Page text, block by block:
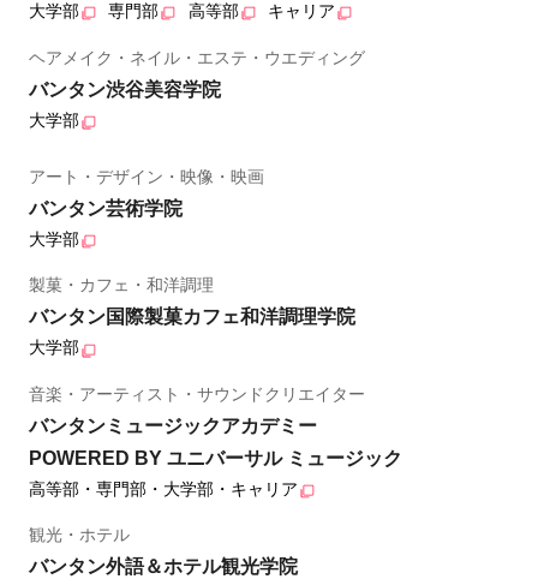
大学部 専門部 高等部 キャリア
ヘアメイク・ネイル・エステ・ウエディング
バンタン渋谷美容学院
大学部
アート・デザイン・映像・映画
バンタン芸術学院
大学部
製菓・カフェ・和洋調理
バンタン国際製菓カフェ和洋調理学院
大学部
音楽・アーティスト・サウンドクリエイター
バンタンミュージックアカデミー
POWERED BY ユニバーサル ミュージック
高等部・専門部・大学部・キャリア
観光・ホテル
バンタン外語＆ホテル観光学院